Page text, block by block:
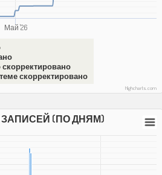
Май '26
скорректировано
скорректировано
Highcharts.com
(ПО ДНЯМ)